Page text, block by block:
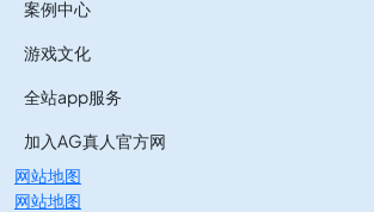
案例中心
游戏文化
全站app服务
加入AG真人官方网
网站地图
网站地图